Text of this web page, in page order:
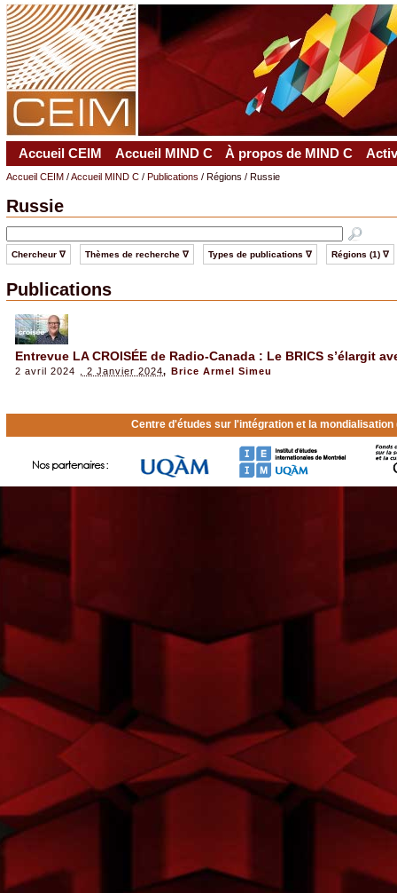
Accueil CEIM Accueil MIND C À propos de MIND C
Accueil CEIM/Accueil MIND C/ Publications / Régions / Russie
Russie
Chercheur ∇ Thèmes de recherche ∇ Types de publications ∇ Régions (1) ∇
Publications
Entrevue LA CROISÉE de Radio-Canada : Le BRICS s’élargit
2 avril 2024 , 2 Janvier 2024, Brice Armel Simeu
Centre d'études sur l'intégration et la mondialisation